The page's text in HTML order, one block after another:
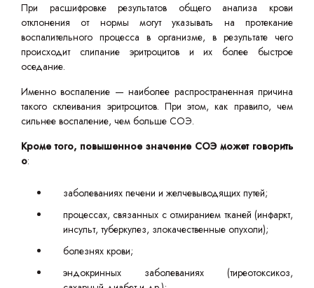
При расшифровке результатов общего анализа крови
отклонения от нормы могут указывать на протекание
воспалительного процесса в организме, в результате чего
происходит слипание эритроцитов и их более быстрое
оседание.
Именно воспаление — наиболее распространенная причина
такого склеивания эритроцитов. При этом, как правило, чем
сильнее воспаление, чем больше СОЭ.
Кроме того, повышенное значение СОЭ может говорить
о:
заболеваниях печени и желчевыводящих путей;
процессах, связанных с отмиранием тканей (инфаркт,
инсульт, туберкулез, злокачественные опухоли);
болезнях крови;
эндокринных заболеваниях (тиреотоксикоз,